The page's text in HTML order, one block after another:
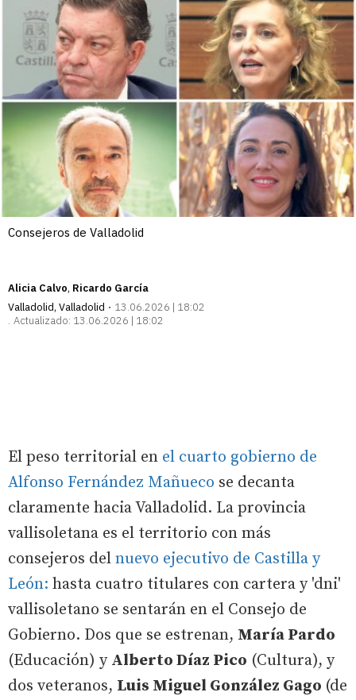
Consejeros de Valladolid
Alicia Calvo Ricardo García
Valladolid, Valladolid
13.06.2026 | 18:02
Actualizado: 13.06.2026 | 18:02
El peso territorial en el cuarto gobierno de
Alfonso Fernández Mañueco se decanta
claramente hacia Valladolid. La provincia
vallisoletana es el territorio con más
consejeros del nuevo ejecutivo de Castilla y
León: hasta cuatro titulares con cartera y 'dni'
vallisoletano se sentarán en el Consejo de
Gobierno. Dos que se estrenan, María Pardo
(Educación) y Alberto Díaz Pico (Cultura), y
dos veteranos, Luis Miguel González Gago (de